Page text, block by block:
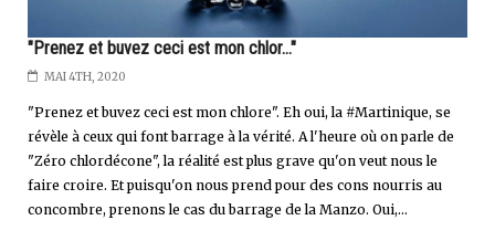
"Prenez et buvez ceci est mon chlor..."
MAI 4TH, 2020
"Prenez et buvez ceci est mon chlore". Eh oui, la #Martinique, se
révèle à ceux qui font barrage à la vérité. A l'heure où on parle de
"Zéro chlordécone", la réalité est plus grave qu'on veut nous le
faire croire. Et puisqu'on nous prend pour des cons nourris au
concombre, prenons le cas du barrage de la Manzo. Oui,...